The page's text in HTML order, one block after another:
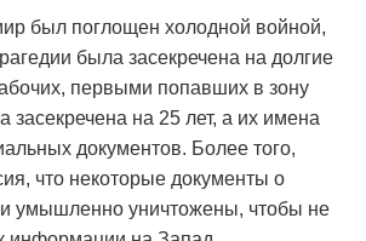
был поглощен холодной войной,
была засекречена на долгие
первыми попавших в зону
засекречена на 25 лет, а их имена
документов. Более того,
что некоторые документы о
умышленно уничтожены, чтобы не